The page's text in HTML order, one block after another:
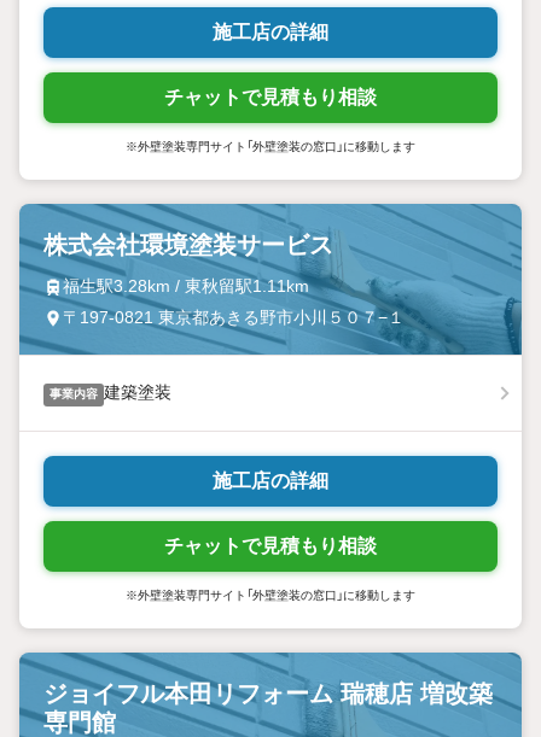
施工店の詳細
チャットで見積もり相談
※外壁塗装専門サイト「外壁塗装の窓口」に移動します
株式会社環境塗装サービス
福生駅3.28km / 東秋留駅1.11km
〒197-0821 東京都あきる野市小川５０７−１
事業内容 建築塗装
施工店の詳細
チャットで見積もり相談
※外壁塗装専門サイト「外壁塗装の窓口」に移動します
ジョイフル本田リフォーム 瑞穂店 増改築
専門館